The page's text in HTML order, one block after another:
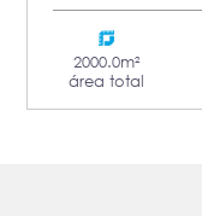
2000.0m²
área total